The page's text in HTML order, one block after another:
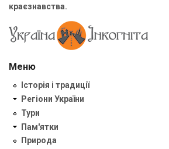
краєзнавства.
Меню
Історія і традиції
Регіони України
Тури
Пам'ятки
Природа